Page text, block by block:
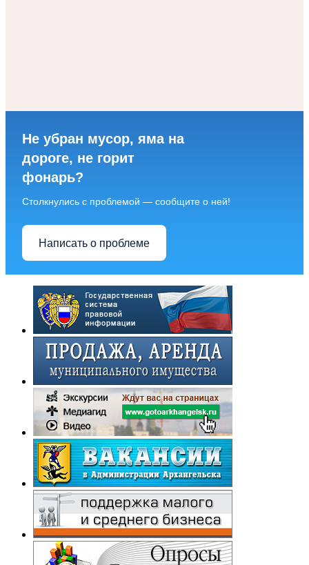
Не убран мусор, яма на
дороге, не горит
фонарь?
Столкнулись с проблемой — сообщите о ней!
Написать о проблеме